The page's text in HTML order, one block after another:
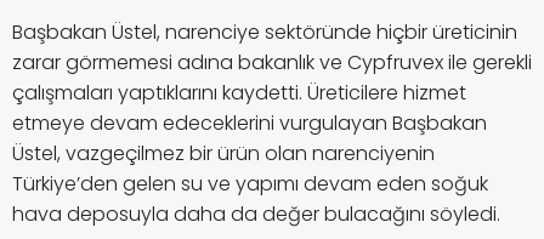
Başbakan Üstel, narenciye sektöründe hiçbir üreticinin
zarar görmemesi adına bakanlık ve Cypfruvex ile gerekli
çalışmaları yaptıklarını kaydetti. Üreticilere hizmet
etmeye devam edeceklerini vurgulayan Başbakan
Üstel, vazgeçilmez bir ürün olan narenciyenin
Türkiye’den gelen su ve yapımı devam eden soğuk
hava deposuyla daha da değer bulacağını söyledi.